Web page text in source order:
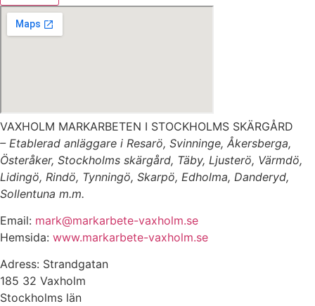
VAXHOLM MARKARBETEN I STOCKHOLMS SKÄRGÅRD
– Etablerad anläggare i Resarö, Svinninge, Åkersberga,
Österåker, Stockholms skärgård, Täby, Ljusterö, Värmdö,
Lidingö, Rindö, Tynningö, Skarpö, Edholma, Danderyd,
Sollentuna m.m.
Email: mark@markarbete-vaxholm.se
Hemsida: www.markarbete-vaxholm.se
Adress: Strandgatan
185 32 Vaxholm
Stockholms län